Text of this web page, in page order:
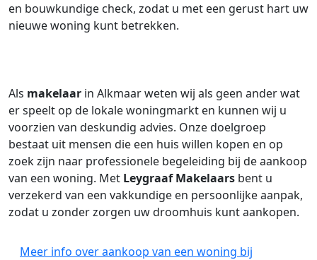
en bouwkundige check, zodat u met een gerust hart uw
nieuwe woning kunt betrekken.
Als makelaar in Alkmaar weten wij als geen ander wat
er speelt op de lokale woningmarkt en kunnen wij u
voorzien van deskundig advies. Onze doelgroep
bestaat uit mensen die een huis willen kopen en op
zoek zijn naar professionele begeleiding bij de aankoop
van een woning. Met Leygraaf Makelaars bent u
verzekerd van een vakkundige en persoonlijke aanpak,
zodat u zonder zorgen uw droomhuis kunt aankopen.
Meer info over aankoop van een woning bij